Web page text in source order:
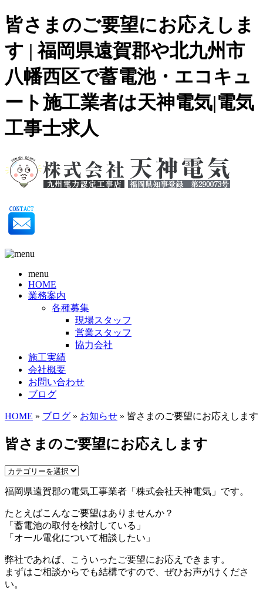
皆さまのご要望にお応えしま
す | 福岡県遠賀郡や北九州市
八幡西区で蓄電池・エコキュ
ート施工業者は天神電気|電気
工事士求人
menu
HOME
業務案内
各種募集
現場スタッフ
営業スタッフ
協力会社
施工実績
会社概要
お問い合わせ
ブログ
HOME » ブログ » お知らせ » 皆さまのご要望にお応えします
皆さまのご要望にお応えします
福岡県遠賀郡の電気工事業者「株式会社天神電気」です。
たとえばこんなご要望はありませんか？
「蓄電池の取付を検討している」
「オール電化について相談したい」
弊社であれば、こういったご要望にお応えできます。
まずはご相談からでも結構ですので、ぜひお声がけくださ
い。